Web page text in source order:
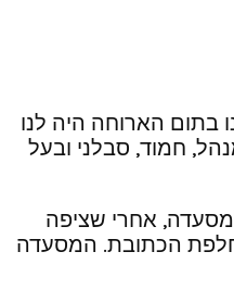
בתום הארוחה היה לנו
חמוד, סבלני ובעל
אחרי שציפה
הכתובת. המסעדה